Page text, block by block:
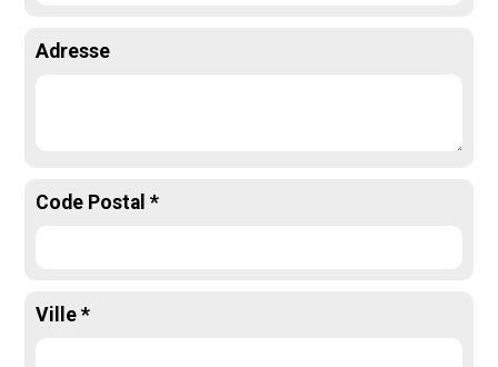
Adresse
Code Postal *
Ville *